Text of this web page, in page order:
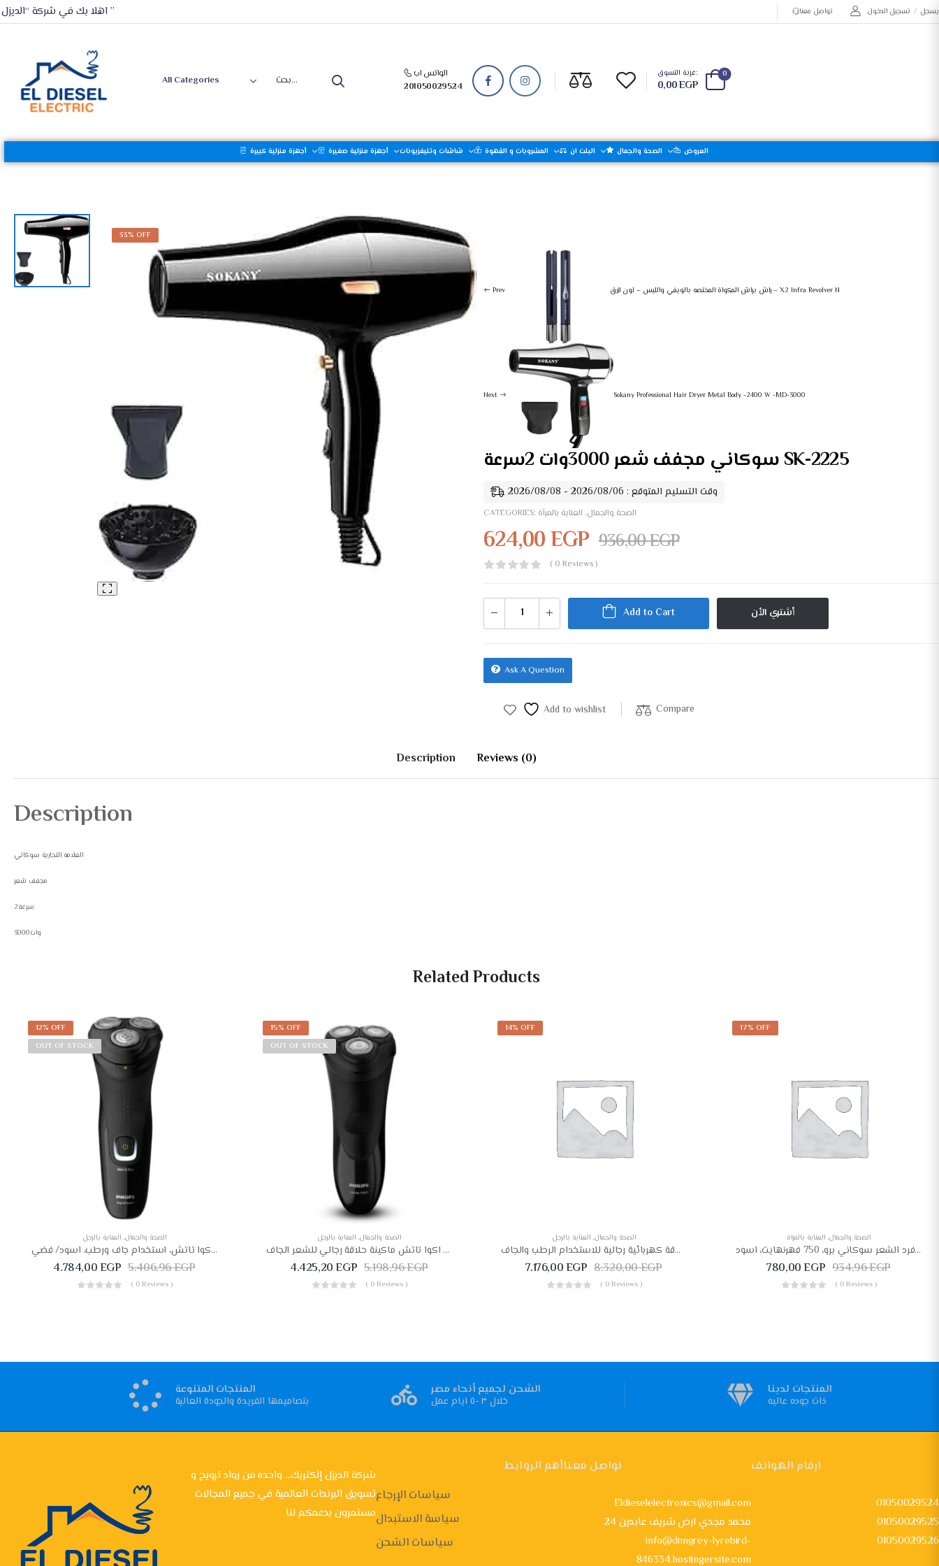
اهلا بك في شركة “الديزل ” تواصل معنا تسجيل الدخول / يسجل
الواتس اب
201050029524
عربة التسوق:
0,00EGP
0
أجهزة منزلية كبيرة أجهزة منزلية صغيرة شاشات وتليفزيونات المشروبات و القهوة البلت ان الصحة والجمال العروض
33% OFF
Prev راش براش المكواة المختصه بالويفي والليس – لون ازرق – X2 Infra Revolver N
Next Sokany Professional Hair Dryer Metal Body -2400 W -MD-3000
سوكاني مجفف شعر 3000وات 2سرعة SK-2225
وقت التسليم المتوقع : 2026/08/06 - 2026/08/08
CATEGORIES: الصحة والجمال, العناية بالمرآة
624,00EGP 936,00EGP
( 0 Reviews )
Add to Cart أشتري الأن
Ask A Question
Add to wishlist Compare
Description Reviews (0)
Description
العلامه التجارية سوكاني
مجفف شعر
2سرعة
3000وات
Related Products
12% OFF
OUT OF STOCK
الصحة والجمال, العناية بالرجل
ماكينة حلاقة فيليبس اكوا تاتش، استخدام جاف ورطب، اسود/ فضي- S1223/41
4.784,00EGP 5.406,96EGP
( 0 Reviews )
15% OFF
OUT OF STOCK
الصحة والجمال, العناية بالرجل
فيليبس اكوا تاتش ماكينة حلاقة رجالي للشعر الجاف S1110/04
4.425,20EGP 5.198,96EGP
( 0 Reviews )
14% OFF
الصحة والجمال, العناية بالرجل
فيليبس ماكينة حلاقة كهربائية رجالية للاستخدام الرطب والجاف S5588
7.176,00EGP 8.320,00EGP
( 0 Reviews )
17% OFF
الصحة والجمال, العناية بالمرآة
مكواة فرد الشعر سوكاني برو، 750 فهرنهايت، اسود – HS-998
780,00EGP 934,96EGP
( 0 Reviews )
المنتجات المتنوعة
بتصاميمها الفريدة والجودة العالية
الشحن لجميع أنحاء مصر
خلال ٣ -٥ ايام عمل
المنتجات لدينا
ذات جوده عاليه
شركة الديزل إلكتريك... واحده من رواد ترويج و
تسويق البرندات العالمية في جميع المجالات
مستمرون بدعمكم لنا
أهم الروابط
سياسات الإرجاع
سياسة الاستبدال
سياسات الشحن
تواصل معنا
Eldieselelectronics@gmail.com
24 محمد مجدي ارض شريف عابدين
info@dimgrey-lyrebird-
846334.hostingersite.com
ارقام الهواتف
01050029524
01050029525
01050029526